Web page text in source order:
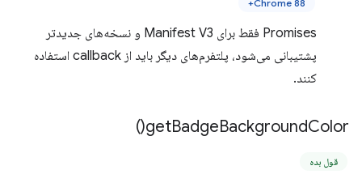
Chrome 88+
Promises فقط برای Manifest V3 و نسخه‌های جدیدتر
پشتیبانی می‌شود، پلتفرم‌های دیگر باید از callback استفاده
کنند.
getBadgeBackgroundColor(
)
قول بده